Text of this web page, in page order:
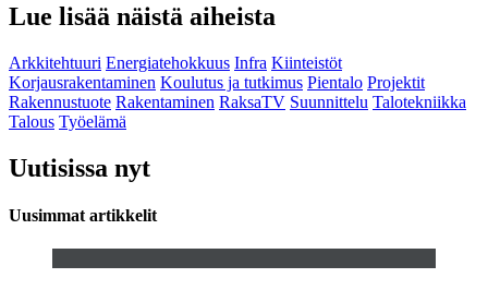
Lue lisää näistä aiheista
Arkkitehtuuri Energiatehokkuus Infra Kiinteistöt
Korjausrakentaminen Koulutus ja tutkimus Pientalo Projektit
Rakennustuote Rakentaminen RaksaTV Suunnittelu Talotekniikka
Talous Työelämä
Uutisissa nyt
Uusimmat artikkelit